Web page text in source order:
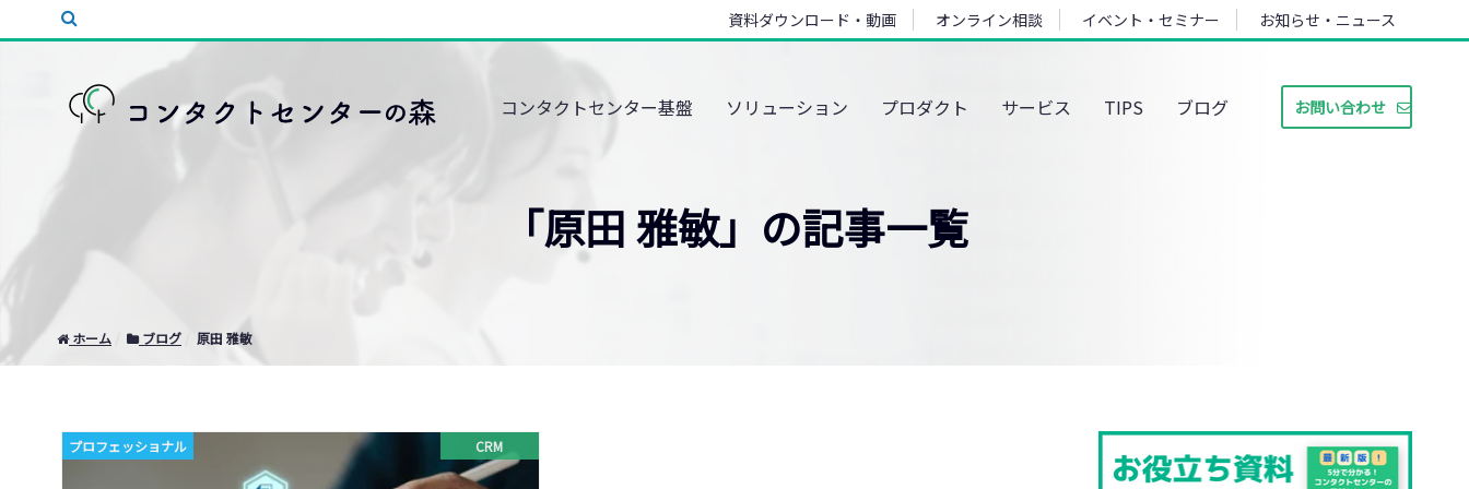
資料ダウンロード・動画 オンライン相談 イベント・セミナー お知らせ・ニュース
コンタクトセンター基盤 ソリューション プロダクト サービス TIPS ブログ お問い合わせ
「原田 雅敏」の記事一覧
ホーム ブログ 原田 雅敏
CRM
プロフェッショナル